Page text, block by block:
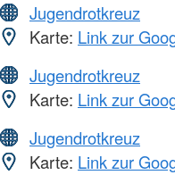
Jugendrotkreuz
Karte: Link zur
Jugendrotkreuz
Karte: Link zur
Jugendrotkreuz
Karte: Link zur